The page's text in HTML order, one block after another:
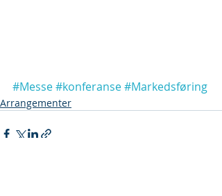
#Messe#konferanse#Markedsføring
Arrangementer